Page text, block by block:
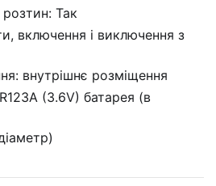
розтин: Так
включення і виключення з
внутрішнє розміщення
(3.6V) батарея (в